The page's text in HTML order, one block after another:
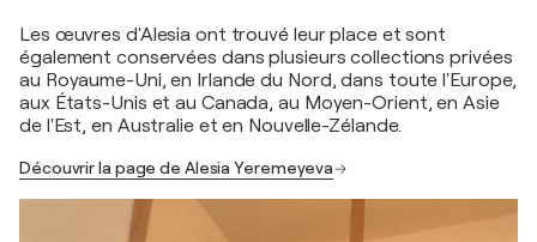
Les œuvres d'Alesia ont trouvé leur place et sont
également conservées dans plusieurs collections privées
au Royaume-Uni, en Irlande du Nord, dans toute l'Europe,
aux États-Unis et au Canada, au Moyen-Orient, en Asie
de l'Est, en Australie et en Nouvelle-Zélande.
Découvrir la page de Alesia Yeremeyeva